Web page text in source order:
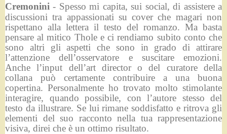
Cremonini - Spesso mi capita, sui social, di assistere a
discussioni tra appassionati su cover che magari non
rispettano alla lettera il testo del romanzo. Ma basta
pensare al mitico Thole e ci rendiamo subito conto che
sono altri gli aspetti che sono in grado di attirare
l’attenzione dell’osservatore e suscitare emozioni.
Anche l’input dell’art director o del curatore della
collana può certamente contribuire a una buona
copertina. Personalmente ho trovato molto stimolante
interagire, quando possibile, con l’autore stesso del
testo da illustrare. Se lui rimane soddisfatto e ritrova gli
elementi del suo racconto nella tua rappresentazione
visiva, direi che è un ottimo risultato.